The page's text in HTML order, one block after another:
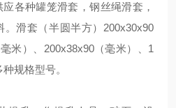
各种罐笼滑套，钢丝绳滑套，
滑套（半圆半方） 200x30x90
毫米）、 200x38x90（毫米）、 1
规格型号。